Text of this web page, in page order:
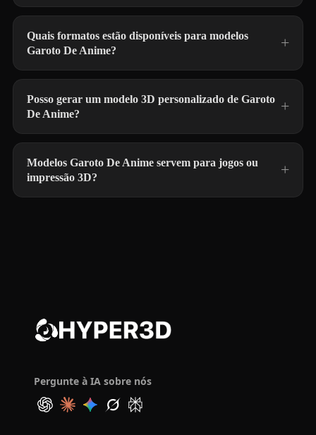
Quais formatos estão disponíveis para modelos
Garoto De Anime?
Posso gerar um modelo 3D personalizado de Garoto
De Anime?
Modelos Garoto De Anime servem para jogos ou
impressão 3D?
Pergunte à IA sobre nós